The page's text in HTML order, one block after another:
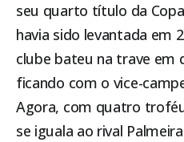
seu quarto título da
havia sido levantada em
clube bateu na trave em
ficando com o vice-
Agora, com quatro
se iguala ao rival